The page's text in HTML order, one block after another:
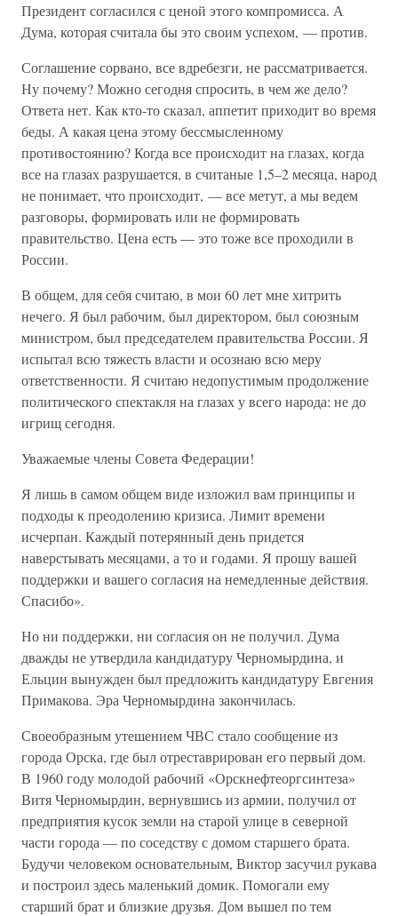
Президент согласился с ценой этого компромисса. А
Дума, которая считала бы это своим успехом, — против.
Соглашение сорвано, все вдребезги, не рассматривается.
Ну почему? Можно сегодня спросить, в чем же дело?
Ответа нет. Как кто-то сказал, аппетит приходит во время
беды. А какая цена этому бессмысленному
противостоянию? Когда все происходит на глазах, когда
все на глазах разрушается, в считаные 1,5–2 месяца, народ
не понимает, что происходит, — все метут, а мы ведем
разговоры, формировать или не формировать
правительство. Цена есть — это тоже все проходили в
России.
В общем, для себя считаю, в мои 60 лет мне хитрить
нечего. Я был рабочим, был директором, был союзным
министром, был председателем правительства России. Я
испытал всю тяжесть власти и осознаю всю меру
ответственности. Я считаю недопустимым продолжение
политического спектакля на глазах у всего народа: не до
игрищ сегодня.
Уважаемые члены Совета Федерации!
Я лишь в самом общем виде изложил вам принципы и
подходы к преодолению кризиса. Лимит времени
исчерпан. Каждый потерянный день придется
наверстывать месяцами, а то и годами. Я прошу вашей
поддержки и вашего согласия на немедленные действия.
Спасибо».
Но ни поддержки, ни согласия он не получил. Дума
дважды не утвердила кандидатуру Черномырдина, и
Ельцин вынужден был предложить кандидатуру Евгения
Примакова. Эра Черномырдина закончилась.
Своеобразным утешением ЧВС стало сообщение из
города Орска, где был отреставрирован его первый дом.
В 1960 году молодой рабочий «Орскнефтеоргсинтеза»
Витя Черномырдин, вернувшись из армии, получил от
предприятия кусок земли на старой улице в северной
части города — по соседству с домом старшего брата.
Будучи человеком основательным, Виктор засучил рукава
и построил здесь маленький домик. Помогали ему
старший брат и близкие друзья. Дом вышел по тем